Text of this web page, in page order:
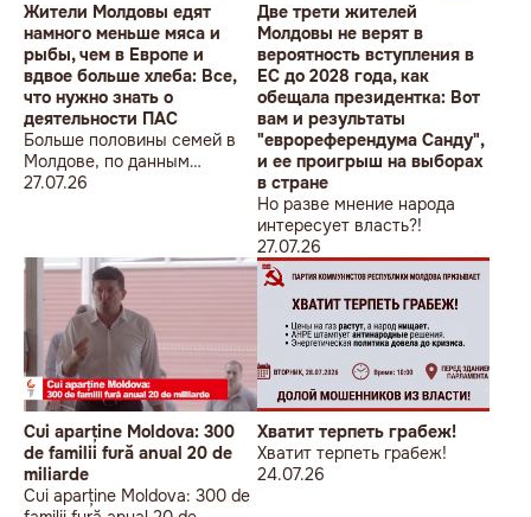
Жители Молдовы едят
намного меньше мяса и
рыбы, чем в Европе и
вдвое больше хлеба: Все,
что нужно знать о
деятельности ПАС
Больше половины семей в
Молдове, по данным
экспертов, не могут
27.07.26
Две трети жителей
Молдовы не верят в
вероятность вступления в
ЕС до 2028 года, как
обещала президентка: Вот
вам и результаты
"еврореферендума Санду",
и ее проигрыш на выборах
в стране
Но разве мнение народа
интересует власть?!
27.07.26
Cui aparține Moldova: 300
de familii fură anual 20 de
miliarde
Cui aparține Moldova: 300 de
Хватит терпеть грабеж!
Хватит терпеть грабеж!
24.07.26